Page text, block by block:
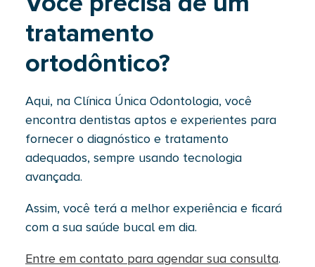
tratamento
ortodôntico?
Aqui, na Clínica Única Odontologia, você
encontra dentistas aptos e experientes para
fornecer o diagnóstico e tratamento
adequados, sempre usando tecnologia
avançada.
Assim, você terá a melhor experiência e ficará
com a sua saúde bucal em dia.
Entre em contato para agendar sua consulta.